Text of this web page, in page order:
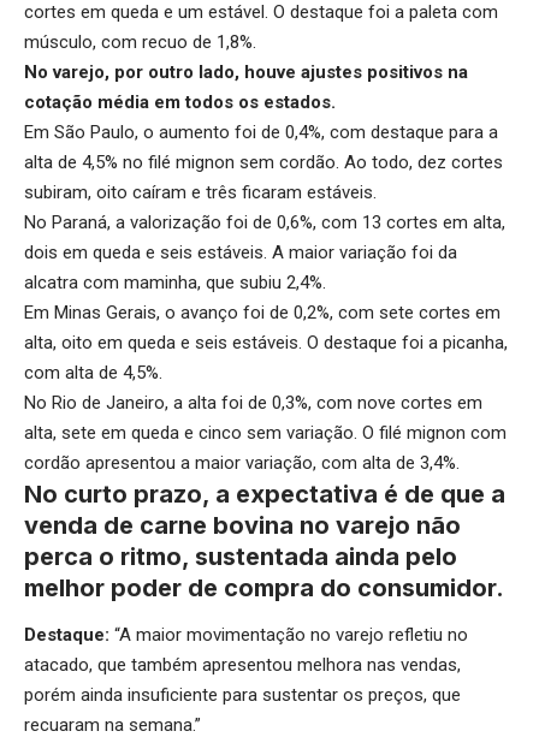
cortes em queda e um estável. O destaque foi a paleta com
músculo, com recuo de 1,8%.
No varejo, por outro lado, houve ajustes positivos na
cotação média em todos os estados.
Em São Paulo, o aumento foi de 0,4%, com destaque para a
alta de 4,5% no filé mignon sem cordão. Ao todo, dez cortes
subiram, oito caíram e três ficaram estáveis.
No Paraná, a valorização foi de 0,6%, com 13 cortes em alta,
dois em queda e seis estáveis. A maior variação foi da
alcatra com maminha, que subiu 2,4%.
Em Minas Gerais, o avanço foi de 0,2%, com sete cortes em
alta, oito em queda e seis estáveis. O destaque foi a picanha,
com alta de 4,5%.
No Rio de Janeiro, a alta foi de 0,3%, com nove cortes em
alta, sete em queda e cinco sem variação. O filé mignon com
cordão apresentou a maior variação, com alta de 3,4%.
No curto prazo, a expectativa é de que a
venda de carne bovina no varejo não
perca o ritmo, sustentada ainda pelo
melhor poder de compra do consumidor.
Destaque: “A maior movimentação no varejo refletiu no
atacado, que também apresentou melhora nas vendas,
porém ainda insuficiente para sustentar os preços, que
recuaram na semana.”